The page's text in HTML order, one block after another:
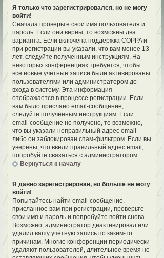
Я только что зарегистрировался, но не могу
войти!
Сначала проверьте свои имя пользователя и
пароль. Если они верны, то возможны два
варианта. Если включена поддержка COPPA и
при регистрации вы указали, что вам менее 13
лет, следуйте полученным инструкциям. На
некоторых конференциях требуется, чтобы
все новые учётные записи были активированы
пользователями или администратором до
входа в систему. Эта информация
отображается в процессе регистрации. Если
вам было прислано email-сообщение,
следуйте полученным инструкциям. Если
email-сообщение не получено, то возможно,
что вы указали неправильный адрес email
либо он заблокирован спам-фильтром. Если вы
уверены, что ввели правильный адрес email,
попробуйте связаться с администратором.
Вернуться к началу
Я давно зарегистрирован, но больше не могу
войти!
Попытайтесь найти email-сообщение,
присланное вам при регистрации, проверьте
свои имя и пароль и попробуйте войти снова.
Возможно, администратор деактивировал или
удалил вашу учётную запись по каким-то
причинам. Многие конференции периодически
удаляют пользователей, длительное время не